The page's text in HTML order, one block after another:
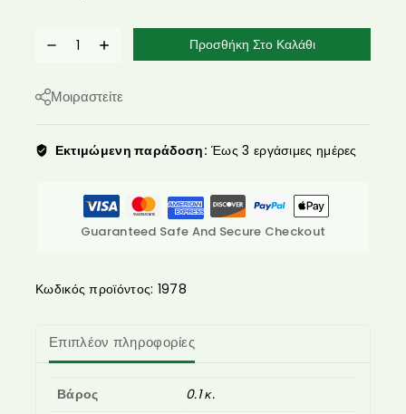
Προσθήκη Στο Καλάθι
Μοιραστείτε
Εκτιμώμενη παράδοση: Έως 3 εργάσιμες ημέρες
Guaranteed Safe And Secure Checkout
Κωδικός προϊόντος: 1978
Επιπλέον πληροφορίες
Βάρος
0.1 κ.